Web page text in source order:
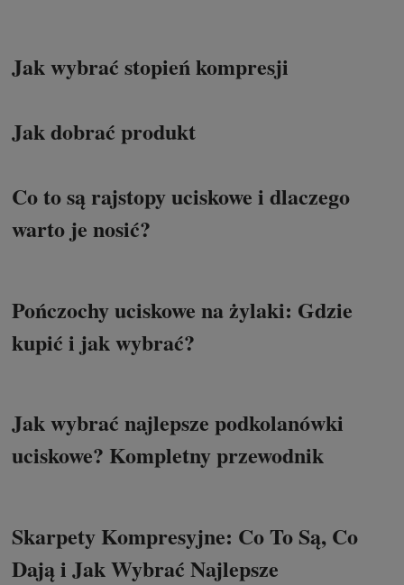
Jak wybrać stopień kompresji
Jak dobrać produkt
Co to są rajstopy uciskowe i dlaczego
warto je nosić?
Pończochy uciskowe na żylaki: Gdzie
kupić i jak wybrać?
Jak wybrać najlepsze podkolanówki
uciskowe? Kompletny przewodnik
Skarpety Kompresyjne: Co To Są, Co
Dają i Jak Wybrać Najlepsze